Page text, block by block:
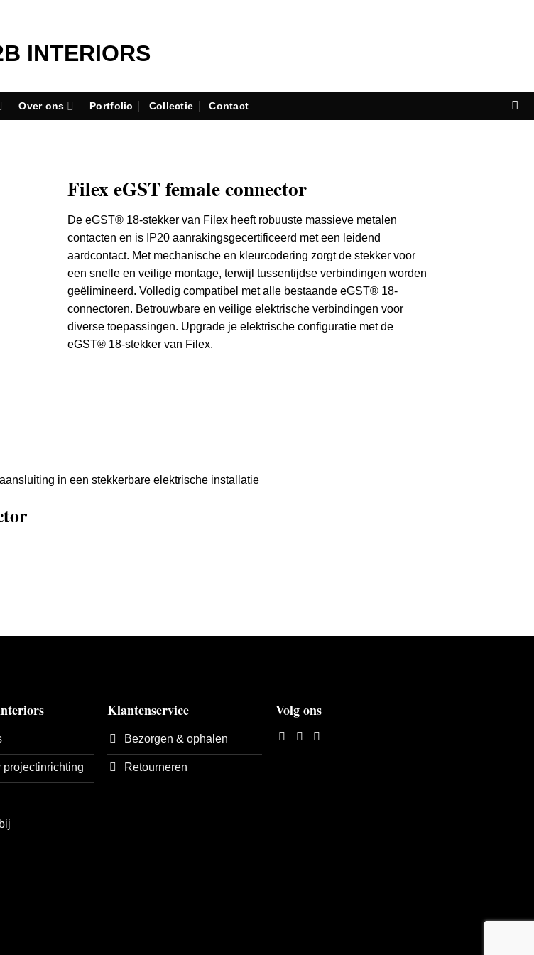
Over ons Portfolio Collectie Contact
Filex eGST female connector
De eGST® 18-stekker van Filex heeft robuuste massieve metalen
contacten en is IP20 aanrakingsgecertificeerd met een leidend
aardcontact. Met mechanische en kleurcodering zorgt de stekker voor
een snelle en veilige montage, terwijl tussentijdse verbindingen worden
geëlimineerd. Volledig compatibel met alle bestaande eGST® 18-
connectoren. Betrouwbare en veilige elektrische verbindingen voor
diverse toepassingen. Upgrade je elektrische configuratie met de
eGST® 18-stekker van Filex.
in een stekkerbare elektrische installatie
projectinrichting
Klantenservice
Bezorgen & ophalen
Retourneren
Volg ons